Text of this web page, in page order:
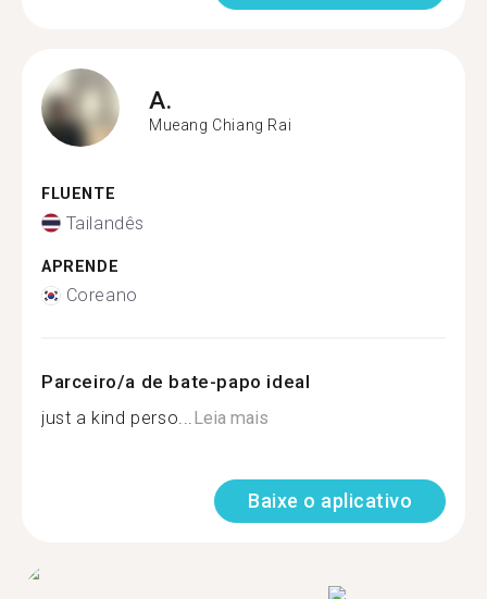
A.
Mueang Chiang Rai
FLUENTE
Tailandês
APRENDE
Coreano
Parceiro/a de bate-papo ideal
just a kind perso...Leia mais
Baixe o aplicativo